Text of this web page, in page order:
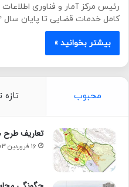
رئیس مرکز آمار و فناوری
کامل خدمات قضایی تا پایان سال ۱۴۰۴ خبر داد.…
بیشتر بخوانید »
محبوب تازه
تعاریف طرح
16 فروردین 1403